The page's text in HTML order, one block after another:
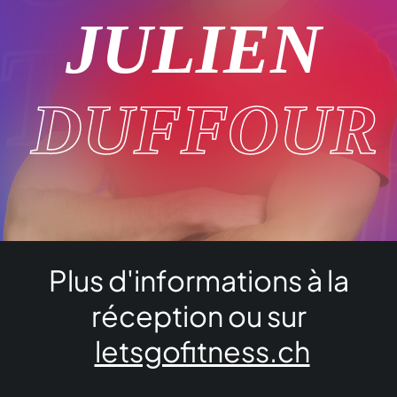
JULIEN
DUFFOUR
Plus d'informations à la
réception ou sur
letsgofitness.ch